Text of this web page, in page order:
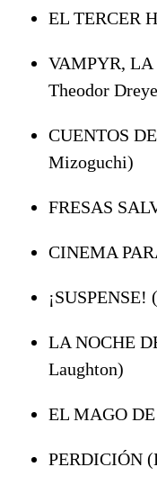
EL TERCER
VAMPYR, LA
Theodor
CUENTOS
Mizoguchi)
FRESAS
CINEMA
¡SUSPENSE!
LA NOCHE
Laughton)
EL MAGO
PERDICIÓN